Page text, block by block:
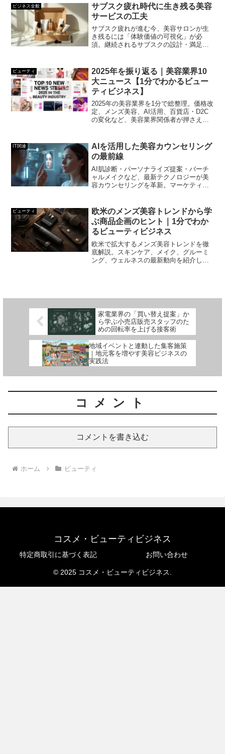
ビジネス全般
サブスク疲れ時代に生き残る美容
サービスの工夫
サブスク疲れが進む今、美容サロンが生
き残るには「体験価値の可視化」が必
須。継続されるサブスクの設計・満足度
めました。
ビューティ
2025年を振り返る｜美容業界10
大ニュース【1分でわかるビュー
ティビジネス】
2025年の美容業界を1分で総整理。価格改
定、メンズ美容、AI活用、百貨店・D2C
の変化など、美容業界関係者が押さえる
IT関連
AIを活用した美容カウンセリング
の最前線
AI肌診断・パーソナライズ提案・バーチ
ャルメイクなど、最新テクノロジーが美
容カウンセリングを革新。マーケティン
ビューティ
欧米のメンズ美容トレンドから学
ぶ商品企画のヒント｜1分でわか
るビューティビジネス
欧米で拡大するメンズ美容トレンドを徹
底解説。スキンケア、メイク、グルーミ
ング、ウェルネスの最新動向を紹介し、
家電業界の「買い替え提案」か
ら学ぶ小売店販売スタッフのた
めの回転率を上げる接客術
地域イベントと連動した集客施策
｜地元客を増やす美容ビジネスの
実践法
コメント
コメントを書き込む
ホーム ビューティ
コスメ・ビューティビジネス
特定商取引に基づく表記 お問い合わせ
© 2025 コスメ・ビューティビジネス.